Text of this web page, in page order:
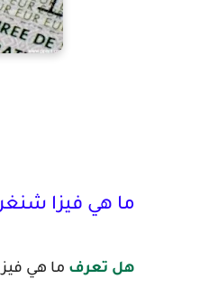
ما هي فيزا
هل تعرف